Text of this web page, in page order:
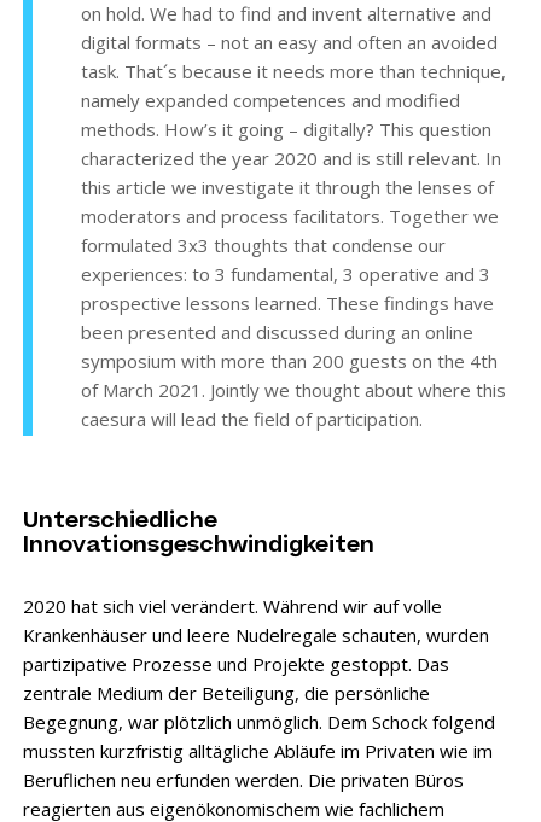
on hold. We had to find and invent alternative and
digital formats – not an easy and often an avoided
task. That´s because it needs more than technique,
namely expanded competences and modified
methods. How’s it going – digitally? This question
characterized the year 2020 and is still relevant. In
this article we investigate it through the lenses of
moderators and process facilitators. Together we
formulated 3x3 thoughts that condense our
experiences: to 3 fundamental, 3 operative and 3
prospective lessons learned. These findings have
been presented and discussed during an online
symposium with more than 200 guests on the 4th
of March 2021. Jointly we thought about where this
caesura will lead the field of participation.
Unterschiedliche
Innovationsgeschwindigkeiten
2020 hat sich viel verändert. Während wir auf volle
Krankenhäuser und leere Nudelregale schauten, wurden
partizipative Prozesse und Projekte gestoppt. Das
zentrale Medium der Beteiligung, die persönliche
Begegnung, war plötzlich unmöglich. Dem Schock folgend
mussten kurzfristig alltägliche Abläufe im Privaten wie im
Beruflichen neu erfunden werden. Die privaten Büros
reagierten aus eigenökonomischem wie fachlichem